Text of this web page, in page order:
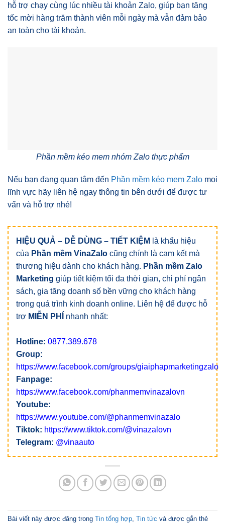
hỗ trợ chạy cùng lúc nhiều tài khoản Zalo, giúp bạn tăng
tốc mời hàng trăm thành viên mỗi ngày mà vẫn đảm bảo
an toàn cho tài khoản.
Phần mềm kéo mem nhóm Zalo thực phẩm
Nếu bạn đang quan tâm đến Phần mềm kéo mem Zalo mọi
lĩnh vực hãy liên hệ ngay thông tin bên dưới để được tư
vấn và hỗ trợ nhé!
HIỆU QUẢ – DỄ DÙNG – TIẾT KIỆM là khẩu hiệu
của Phần mềm VinaZalo cũng chính là cam kết mà
thương hiệu dành cho khách hàng. Phần mềm Zalo
Marketing giúp tiết kiệm tối đa thời gian, chi phí ngân
sách, gia tăng doanh số bền vững cho khách hàng
trong quá trình kinh doanh online. Liên hệ để được hỗ
trợ MIỄN PHÍ nhanh nhất:
Hotline: 0877.389.678
Group:
https://www.facebook.com/groups/giaiphapmarketingzalo
Fanpage:
https://www.facebook.com/phanmemvinazalovn
Youtube:
https://www.youtube.com/@phanmemvinazalo
Tiktok: https://www.tiktok.com/@vinazalovn
Telegram: @vinaauto
Bài viết này được đăng trong Tin tổng hợp Tin tức và được gắn thẻ